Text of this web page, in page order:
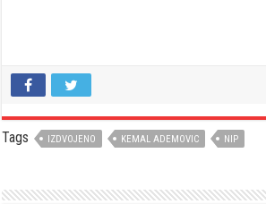
Tags IZDVOJENO KEMAL ADEMOVIC NIP